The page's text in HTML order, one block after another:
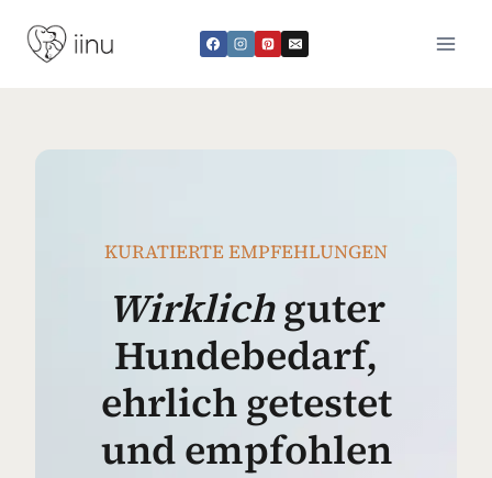
Inhalt
springen
KURATIERTE EMPFEHLUNGEN
Wirklichguter
Hundebedarf,
ehrlich getestet
und empfohlen